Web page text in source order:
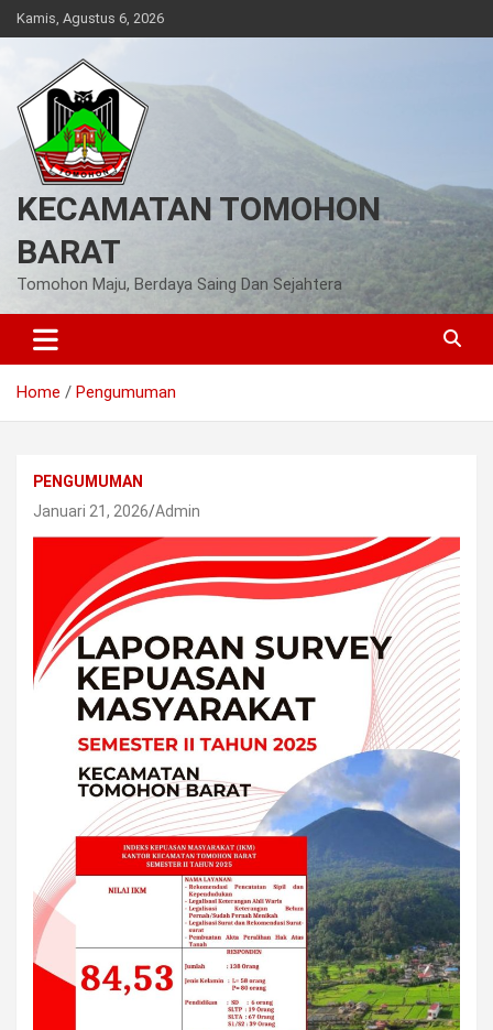
Skip
to
Kamis, Agustus 6, 2026
KECAMATAN TOMOHON
BARAT
Tomohon Maju, Berdaya Saing Dan Sejahtera
Home Pengumuman
PENGUMUMAN
Januari 21, 2026 Admin